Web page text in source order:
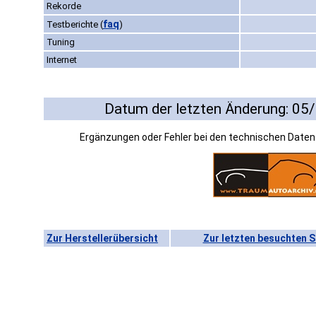
Rekorde
Testberichte (faq)
Tuning
Internet
Datum der letzten Änderung:
Ergänzungen oder Fehler bei den technischen
Zur Herstellerübersicht Zur letzten besuchten